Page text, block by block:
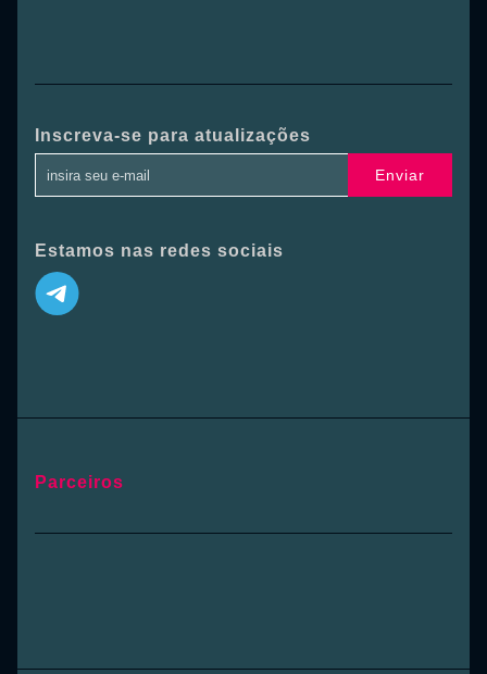
Inscreva-se para atualizações
Enviar
Estamos nas redes sociais
Parceiros